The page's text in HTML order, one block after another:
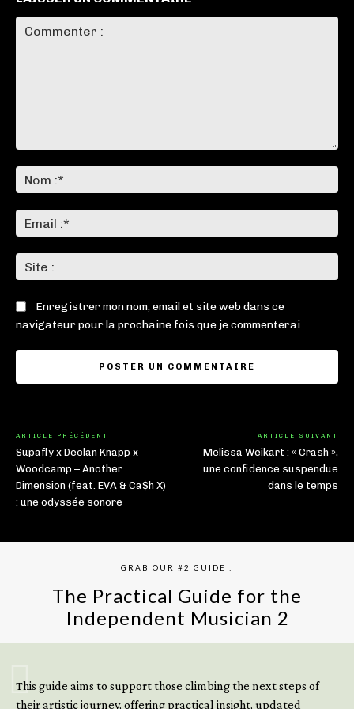
:*
:*
:
Enregistrer mon nom, email et site web dans ce
navigateur pour la prochaine fois que je commenterai.
ARTICLE PRÉCÉDENT
Supafly x Declan Knapp x
Woodcamp – Another
Dimension (feat. EVA & Ca$h X)
: une odyssée sonore
ARTICLE SUIVANT
Melissa Weikart : « Crash »,
une confidence suspendue
dans le temps
GRAB OUR #2 GUIDE :
The Practical Guide for the
Independent Musician 2
This guide aims to support those climbing the next steps of
their artistic journey, offering practical insight, updated